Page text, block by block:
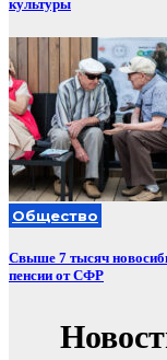
культуры
Общество
Свыше 7 тысяч
пенсии от СФР